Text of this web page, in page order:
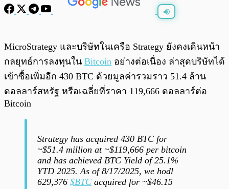
MicroStrategy และบริษัทในเครือ Strategy ยังคงเดินหน้า
กลยุทธ์การลงทุนใน Bitcoin อย่างต่อเนื่อง ล่าสุดบริษัทได้
เข้าซื้อเพิ่มอีก 430 BTC ด้วยมูลค่ารวมราว 51.4 ล้าน
ดอลลาร์สหรัฐ หรือเฉลี่ยที่ราคา 119,666 ดอลลาร์ต่อ
Bitcoin
Strategy has acquired 430 BTC for
~$51.4 million at ~$119,666 per bitcoin
and has achieved BTC Yield of 25.1%
YTD 2025. As of 8/17/2025, we hodl
629,376 $BTC acquired for ~$46.15